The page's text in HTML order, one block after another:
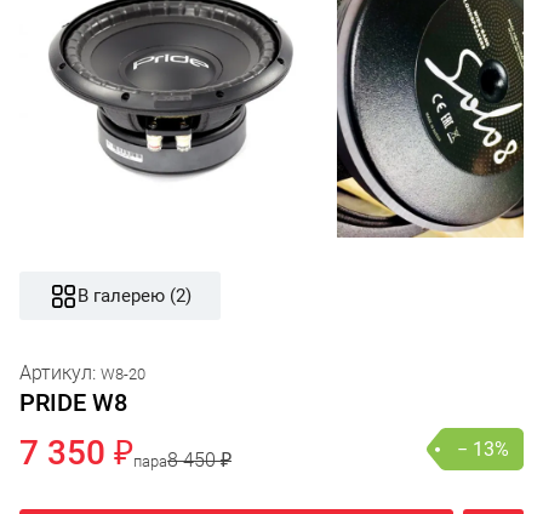
В галерею (2)
Артикул: W8-20
PRIDE W8
7 350 ₽пара8 450 ₽ − 13%